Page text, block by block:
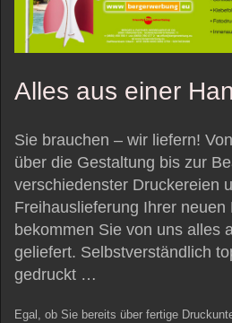
Alles aus einer
Sie brauchen – wir liefern!
über die Gestaltung bis zur
verschiedenster Druckereien
Freihauslieferung Ihrer neuen
bekommen Sie von uns alles
geliefert. Selbstverständlich
gedruckt …
Egal, ob Sie bereits über fertige